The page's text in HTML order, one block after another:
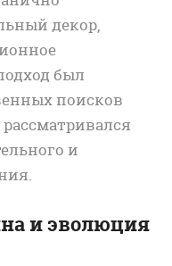
декор,
был
поисков
рассматривался
и
и эволюция